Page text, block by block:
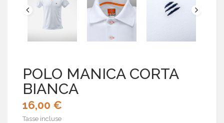
POLO MANICA CORTA
BIANCA
16,00 €
Tasse incluse